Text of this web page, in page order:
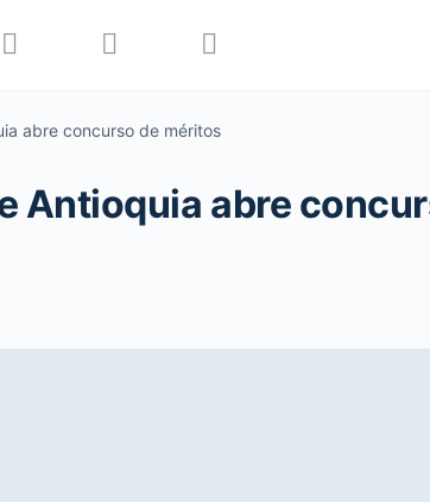
abre concurso de méritos
Antioquia abre